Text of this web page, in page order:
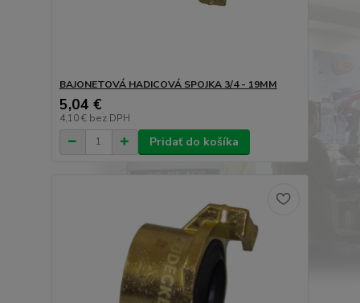
BAJONETOVÁ HADICOVÁ SPOJKA 3/4 - 19MM
5,04 €
4,10 € bez DPH
Pridať do košíka